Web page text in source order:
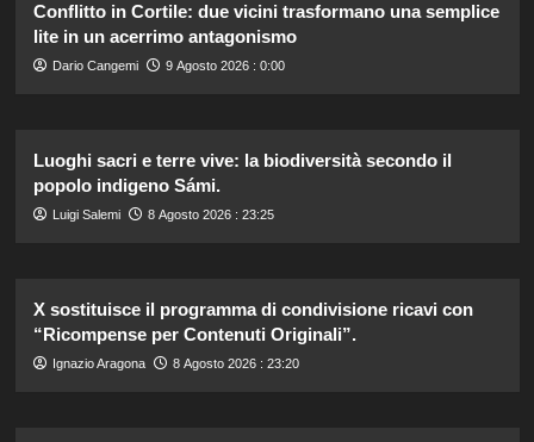
Conflitto in Cortile: due vicini trasformano una semplice
lite in un acerrimo antagonismo
Dario Cangemi 9 Agosto 2026 : 0:00
Luoghi sacri e terre vive: la biodiversità secondo il
popolo indigeno Sámi.
Luigi Salemi 8 Agosto 2026 : 23:25
X sostituisce il programma di condivisione ricavi con
“Ricompense per Contenuti Originali”.
Ignazio Aragona 8 Agosto 2026 : 23:20